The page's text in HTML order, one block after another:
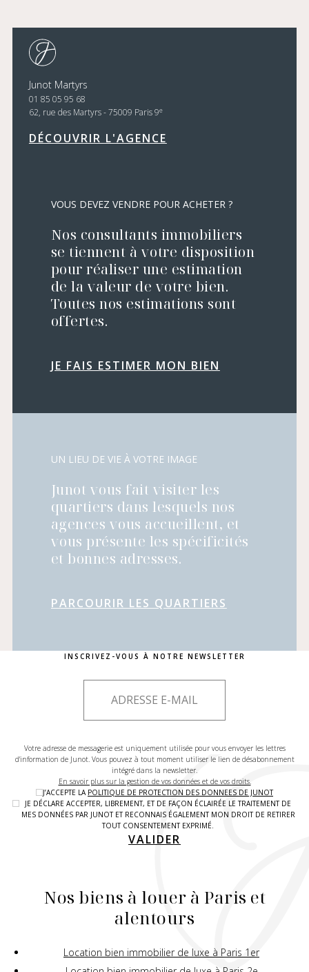
Junot Martyrs
01 85 05 95 68
62, rue des Martyrs - 75009 Paris 9e
DÉCOUVRIR L'AGENCE
VOUS DEVEZ VENDRE POUR ACHETER ?
Nos consultants immobiliers
se tiennent à votre disposition
pour réaliser une estimation
de la valeur de votre bien.
Toutes nos estimations sont
offertes.
JE FAIS ESTIMER MON BIEN
UN LIEU DE VIE À VOTRE IMAGE
Junot vous fait visiter les
quartiers dans lesquels nos
agences vous accueillent, et
vous présente les spécificités
et bonnes adresses.
PARCOURIR LES QUARTIERS
INSCRIVEZ-VOUS À NOTRE NEWSLETTER
Votre adresse de messagerie est uniquement utilisée pour vous envoyer les lettres
d'information de Junot. Vous pouvez à tout moment utiliser le lien de désabonnement
intégré dans la newsletter.
En savoir plus sur la gestion de vos données et de vos droits.
J’ACCEPTE LA POLITIQUE DE PROTECTION DES DONNEES DE JUNOT
JE DÉCLARE ACCEPTER, LIBREMENT, ET DE FAÇON ÉCLAIRÉE LE TRAITEMENT DE
MES DONNÉES PAR JUNOT ET RECONNAIS ÉGALEMENT MON DROIT DE RETIRER
TOUT CONSENTEMENT EXPRIMÉ.
VALIDER
Nos biens à louer à Paris et
alentours
Location bien immobilier de luxe à Paris 1er